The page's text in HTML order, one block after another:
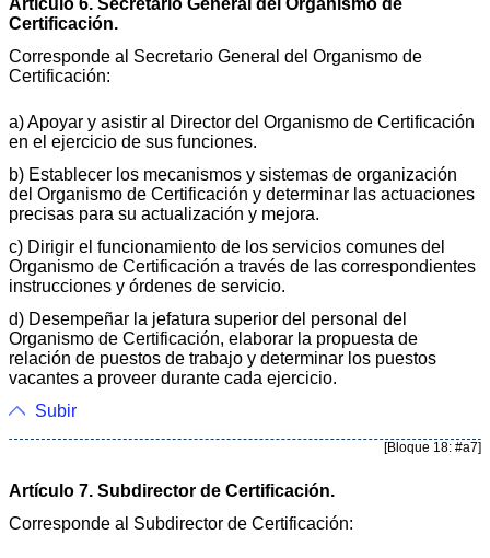
Certificación.
Corresponde al Secretario General del Organismo de
Certificación:
a) Apoyar y asistir al Director del Organismo de Certificación
en el ejercicio de sus funciones.
b) Establecer los mecanismos y sistemas de organización
del Organismo de Certificación y determinar las actuaciones
precisas para su actualización y mejora.
c) Dirigir el funcionamiento de los servicios comunes del
Organismo de Certificación a través de las correspondientes
instrucciones y órdenes de servicio.
d) Desempeñar la jefatura superior del personal del
Organismo de Certificación, elaborar la propuesta de
relación de puestos de trabajo y determinar los puestos
vacantes a proveer durante cada ejercicio.
Subir
[Bloque 18: #a7]
Artículo 7. Subdirector de Certificación.
Corresponde al Subdirector de Certificación: